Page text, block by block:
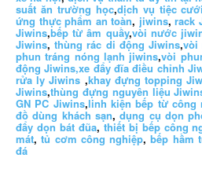
suất ăn trường học,dịch vụ tiệc
ứng thực phẩm an toàn, jiwins, rack
Jiwins,bếp từ âm quầy,vòi nước
Jiwins,thùng rác di động Jiwins,vòi
phun tráng nóng lạnh jiwins,vòi
động Jiwins,xe đẩy đĩa điều chỉnh
rửa ly Jiwins ,khay đựng topping
Jiwins,thùng đựng nguyên liệu
GN PC Jiwins,linh kiện bếp từ công
đồ dùng khách sạn,dụng cụ dọn
đẩy dọn bát đũa, thiết bị bếp công
mát,tủ cơm công nghiệp,bếp hầm
đá